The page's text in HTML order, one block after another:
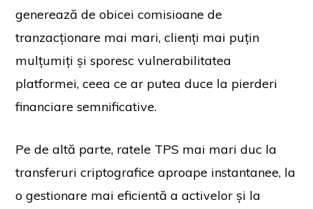
generează de obicei comisioane de
tranzacționare mai mari, clienți mai puțin
mulțumiți și sporesc vulnerabilitatea
platformei, ceea ce ar putea duce la pierderi
financiare semnificative.
Pe de altă parte, ratele TPS mai mari duc la
transferuri criptografice aproape instantanee, la
o gestionare mai eficientă a activelor și la